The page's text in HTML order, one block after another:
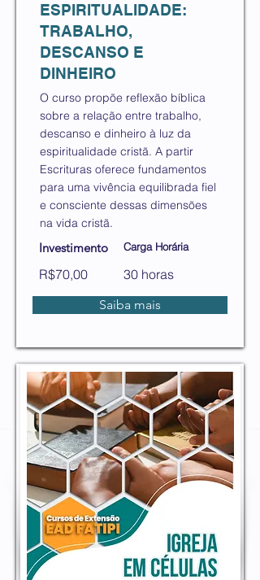
ESPIRITUALIDADE:
TRABALHO,
DESCANSO E
DINHEIRO
O curso propõe reflexão bíblica
sobre a relação entre trabalho,
descanso e dinheiro à luz da
espiritualidade cristã. A partir
Escrituras oferece fundamentos
para uma vivência equilibrada fiel
e consciente dessas dimensões
na vida cristã.
Investimento
R$70,00
Carga Horária
30 horas
Saiba mais